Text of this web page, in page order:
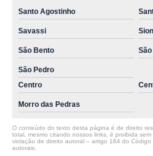
Santo Agostinho
Savassi Sion
São Bento
São Pedro
Centro
Morro das Pedras
O conteúdo do texto desta página é de direito
total, mesmo citando nossos links, é proibida
violação de direito autoral – artigo 184 do Código
autorais